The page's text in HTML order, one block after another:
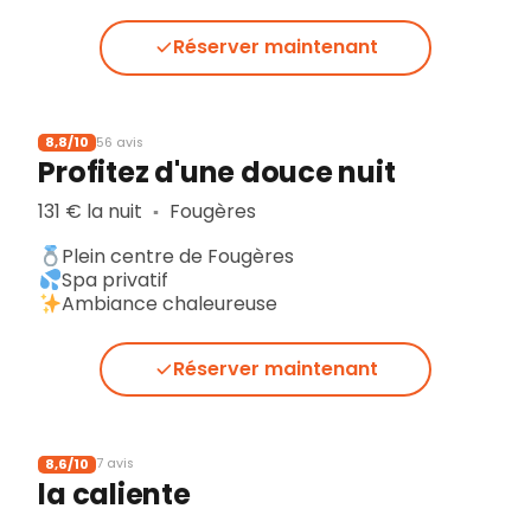
Réserver maintenant
8,8/10 56 avis
Profitez d'une douce nuit
131 € la nuit ▪︎ Fougères
Plein centre de Fougères
Spa privatif
Ambiance chaleureuse
Réserver maintenant
8,6/10 7 avis
la caliente